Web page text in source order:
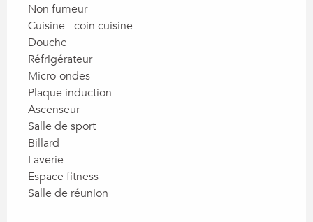
Non fumeur
Cuisine - coin cuisine
Douche
Réfrigérateur
Micro-ondes
Plaque induction
Ascenseur
Salle de sport
Billard
Laverie
Espace fitness
Salle de réunion